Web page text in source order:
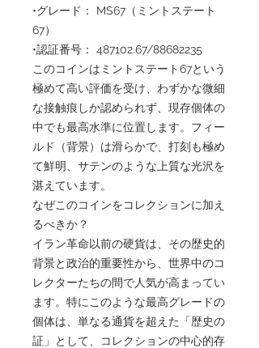
•グレード： MS67（ミントステート
67）
•認証番号： 487102.67/88682235
このコインはミントステート67という
極めて高い評価を受け、わずかな微細
な接触痕しか認められず、現存個体の
中でも最高水準に位置します。フィー
ルド（背景）は滑らかで、打刻も極め
て鮮明、サテンのような上質な光沢を
湛えています。
なぜこのコインをコレクションに加え
るべきか？
イラン革命以前の硬貨は、その歴史的
背景と政治的重要性から、世界中のコ
レクターたちの間で人気が高まってい
ます。特にこのような最高グレードの
個体は、単なる通貨を超えた「歴史の
証」として、コレクションの中心的存